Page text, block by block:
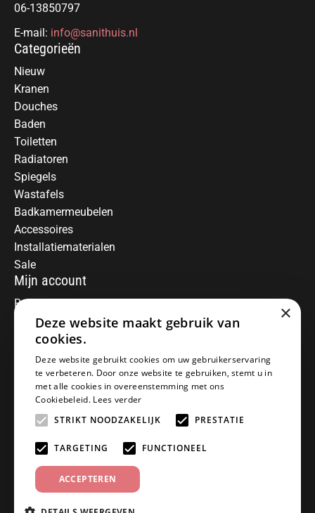
06-13850797
E-mail: info@sanithuis.nl
Categorieën
Nieuw
Kranen
Douches
Baden
Toiletten
Radiatoren
Spiegels
Wastafels
Badkamermeubelen
Accessoires
Installatiematerialen
Sale
Mijn account
Registreren
Mijn bestellingen
Informatie
Over ons
Algemene voorwaarden
Disclaimer
Privacy Policy
Betaalmethoden
Retourneren
Klantenservice
Offerte aanvragen
×
Deze website maakt gebruik van
cookies.
Deze website gebruikt cookies om uw gebruikerservaring
te verbeteren. Door onze website te gebruiken, stemt u in
met alle cookies in overeenstemming met ons
Cookiebeleid. Lees verder
STRIKT NOODZAKELIJK
PRESTATIE
TARGETING FUNCTIONEEL
ACCEPTEREN